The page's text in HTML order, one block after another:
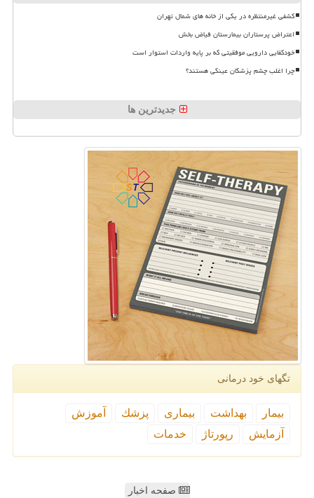
کشفی غیرمنتظره در یکی از خانه های شمال تهران
اعتراض پرستاران بیمارستان فیاض بخش
خودکفایی دارویی موفقیتی که بر پایه واردات استوار است
چرا اغلب چشم پزشکان عینکی هستند؟
جدیدترین ها
تگهای خود درمانی
بیمار بهداشت بیماری پزشك
آموزش
آزمایش
رپورتاژ خدمات
صفحه اخبار